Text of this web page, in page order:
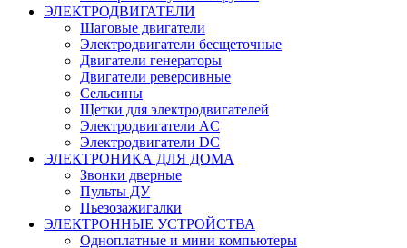
ЭЛЕКТРОДВИГАТЕЛИ
Шаговые двигатели
Электродвигатели бесщеточные
Двигатели генераторы
Двигатели реверсивные
Сельсины
Щетки для электродвигателей
Электродвигатели AC
Электродвигатели DC
ЭЛЕКТРОНИКА ДЛЯ ДОМА
Звонки дверные
Пульты ДУ
Пьезозажигалки
ЭЛЕКТРОННЫЕ УСТРОЙСТВА
Одноплатные и мини компьютеры